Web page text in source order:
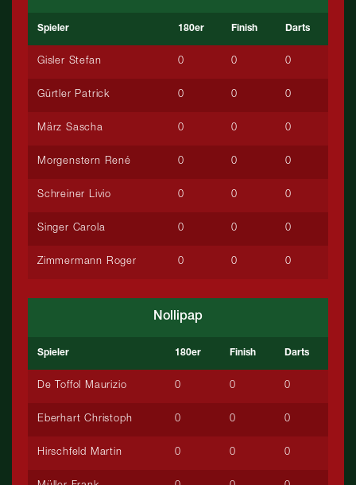
Spieler 180er Finish Darts
Gisler Stefan 0 0 0
Gürtler Patrick 0 0 0
März Sascha 0 0 0
Morgenstern René 0 0 0
Schreiner Livio 0 0 0
Singer Carola 0 0 0
Zimmermann Roger 0 0 0
Nollipap
Spieler 180er Finish Darts
De Toffol Maurizio 0 0 0
Eberhart Christoph 0 0 0
Hirschfeld Martin 0 0 0